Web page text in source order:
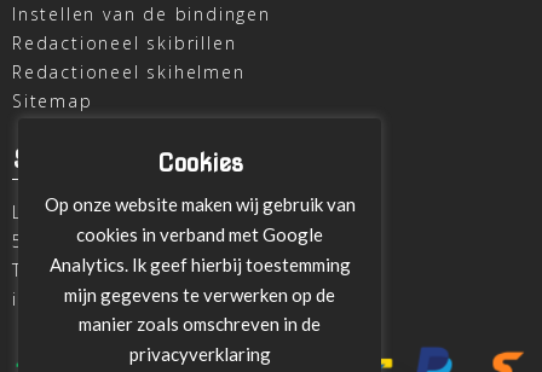
Instellen van de bindingen
Redactioneel skibrillen
Redactioneel skihelmen
Sitemap
SKI OUTLET
Laagheidehof 8
5804 XC Venray
T
+31 478 515696
info@ski-outlet-venray.nl
Cookies
Op onze website maken wij gebruik van
cookies in verband met Google
Analytics. Ik geef hierbij toestemming
mijn gegevens te verwerken op de
manier zoals omschreven in de
privacyverklaring